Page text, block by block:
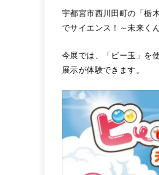
宇都宮市西川田町の「栃
でサイエンス！～未来く
今展では、「ビー玉」を
展示が体験できます。